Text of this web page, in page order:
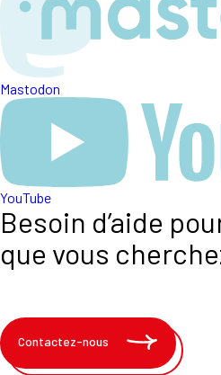
Mastodon
YouTube
Besoin d’aide
que vous
Contactez-nous